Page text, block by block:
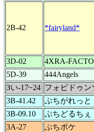
2B-42 *fairyland*
3D-02 4XRA-
5D-39
444Angels
3い-17~24 フォビドゥン
3B-41.42
ぷちがれっと
3B-09.10
ぷちどるちぇ
3A-27
ぷちポケ